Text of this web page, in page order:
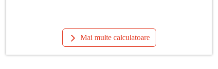
Mai multe calculatoare